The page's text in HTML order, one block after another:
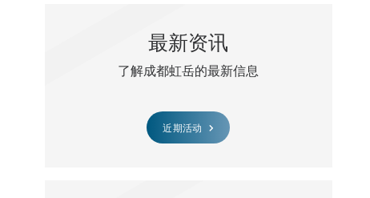
最新资讯
了解成都虹岳的最新信息
近期活动